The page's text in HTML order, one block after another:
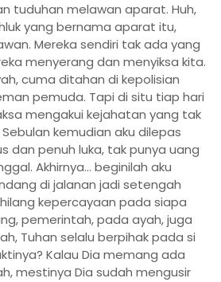
tuduhan melawan aparat. Huh,
yang bernama aparat itu,
Mereka sendiri tak ada yang
menyerang dan menyiksa kita.
cuma ditahan di kepolisian
pemuda. Tapi di situ tiap hari
mengakui kejahatan yang tak
kemudian aku dilepas
dan penuh luka, tak punya uang
Akhirnya… beginilah aku
di jalanan jadi setengah
kepercayaan pada siapa
pemerintah, pada ayah, juga
Tuhan selalu berpihak pada si
Kalau Dia memang ada
mestinya Dia sudah mengusir